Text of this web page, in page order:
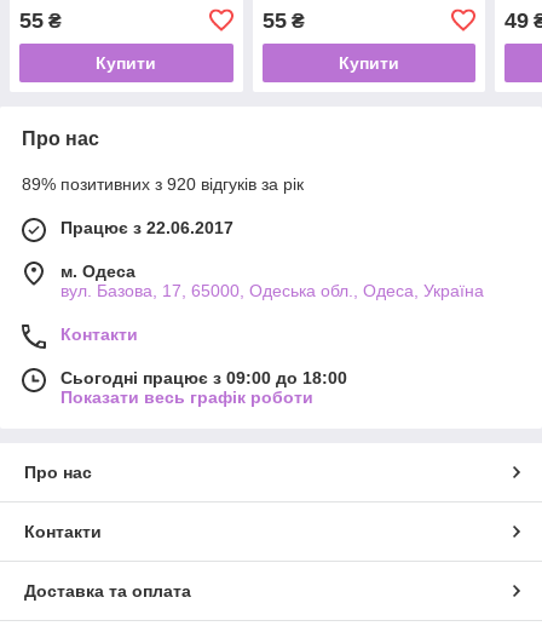
55 ₴
Купити
55₴
Купити
49
Про нас
89% позитивних з 920 відгуків за рік
Працює з 22.06.2017
м. Одеса
вул. Базова, 17, 65000, Одеська обл., Одеса, Україна
Контакти
Сьогодні працює з 09:00 до 18:00
Показати весь графік роботи
Про нас
Контакти
Доставка та оплата